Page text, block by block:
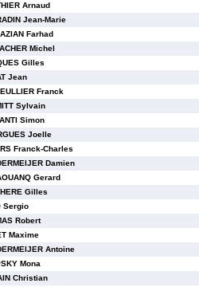
Arnaud
Jean-Marie
Farhad
Michel
Gilles
Jean
Franck
Sylvain
Simon
Joelle
Franck-Charles
Damien
Gerard
Gilles
Sergio
Robert
Maxime
Antoine
Mona
Christian